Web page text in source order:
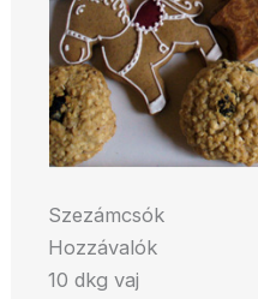
Szezámcsók
Hozzávalók
10 dkg vaj